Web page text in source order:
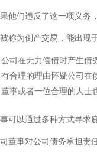
他们违反了这一项义务
称为倒产交易，能出现
公司在无力偿债时产生债
有合理的理由怀疑公司在
董事或者一位合理的人士
可以通过多种方式寻求
董事对公司债务承担责